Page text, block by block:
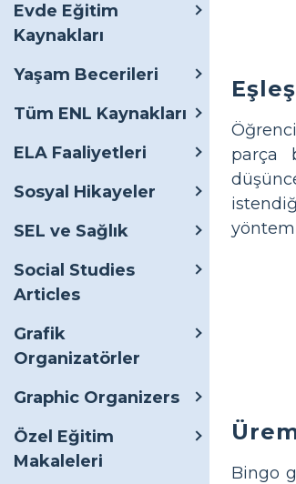
Evde Eğitim
Kaynakları
Yaşam Becerileri
Tüm ENL Kaynakları
ELA Faaliyetleri
Sosyal Hikayeler
SEL ve Sağlık
Social Studies
Articles
Grafik
Organizatörler
Graphic Organizers
Özel Eğitim
Makaleleri
parça
Bingo